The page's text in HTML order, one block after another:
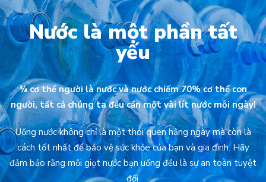
Nước là một phần tất
yếu
¾ cơ thể người là nước và nước chiếm 70% cơ thể con
người, tất cả chúng ta đều cần một vài lít nước mỗi ngày!
Uống nước không chỉ là một thói quen hằng ngày mà còn là
cách tốt nhất để bảo vệ sức khỏe của bạn và gia đình. Hãy
đảm bảo rằng mỗi giọt nước bạn uống đều là sự an toàn tuyệt
đối.